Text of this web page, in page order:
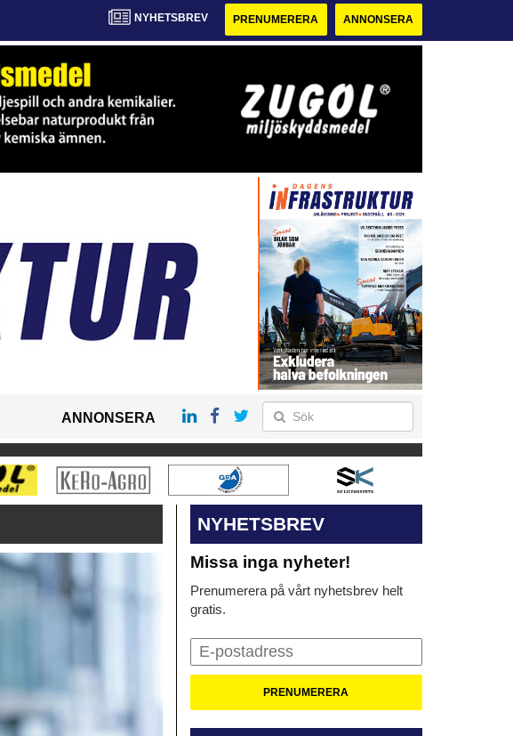
NYHETSBREV PRENUMERERA ANNONSERA
ANNONSERA
NYHETSBREV
Missa inga nyheter!
Prenumerera på vårt nyhetsbrev helt
gratis.